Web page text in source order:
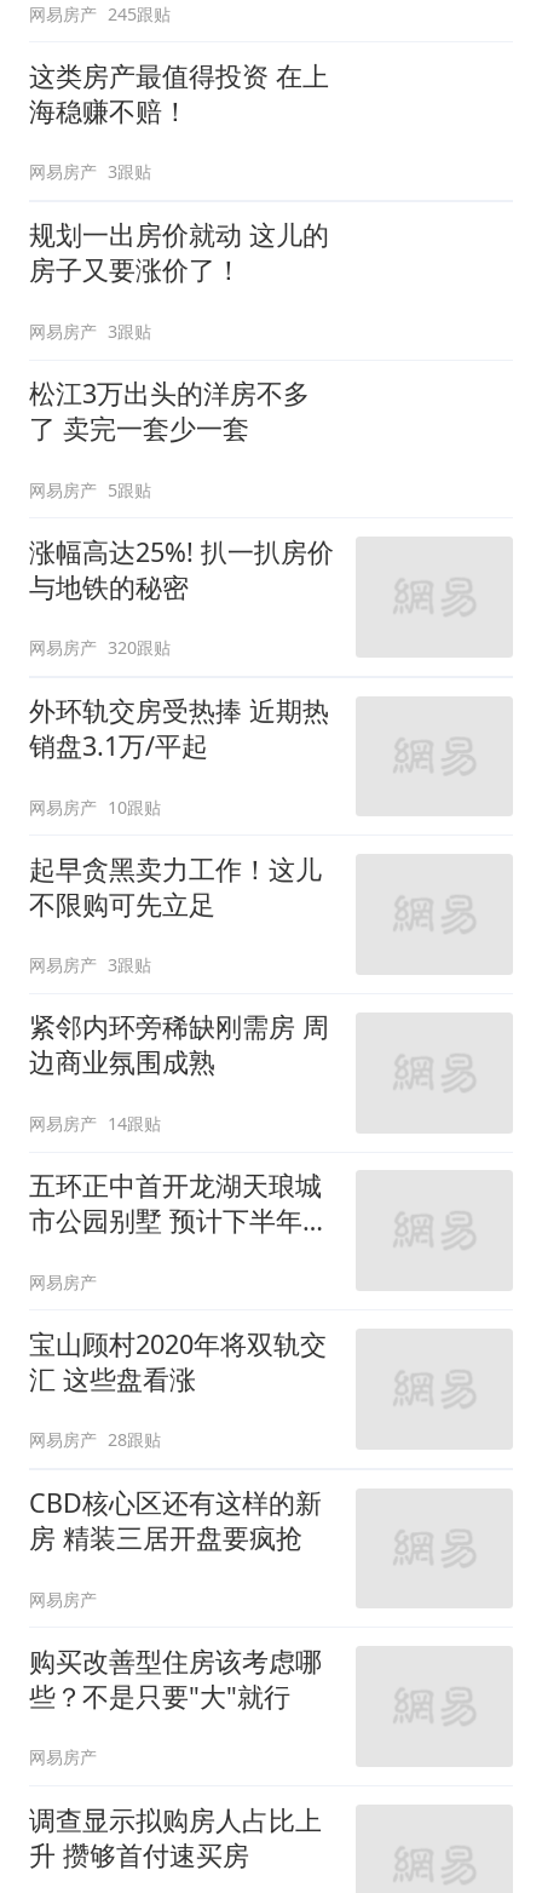
网易房产 245跟贴
这类房产最值得投资 在上
海稳赚不赔！
网易房产 3跟贴
规划一出房价就动 这儿的
房子又要涨价了！
网易房产 3跟贴
松江3万出头的洋房不多
了 卖完一套少一套
网易房产 5跟贴
涨幅高达25%! 扒一扒房价
与地铁的秘密
网易房产 320跟贴
外环轨交房受热捧 近期热
销盘3.1万/平起
网易房产 10跟贴
起早贪黑卖力工作！这儿
不限购可先立足
网易房产 3跟贴
紧邻内环旁稀缺刚需房 周
边商业氛围成熟
网易房产 14跟贴
五环正中首开龙湖天琅城
市公园别墅 预计下半年入
网易房产
宝山顾村2020年将双轨交
汇 这些盘看涨
网易房产 28跟贴
CBD核心区还有这样的新
房 精装三居开盘要疯抢
网易房产
购买改善型住房该考虑哪
些？不是只要"大"就行
网易房产
调查显示拟购房人占比上
升 攒够首付速买房